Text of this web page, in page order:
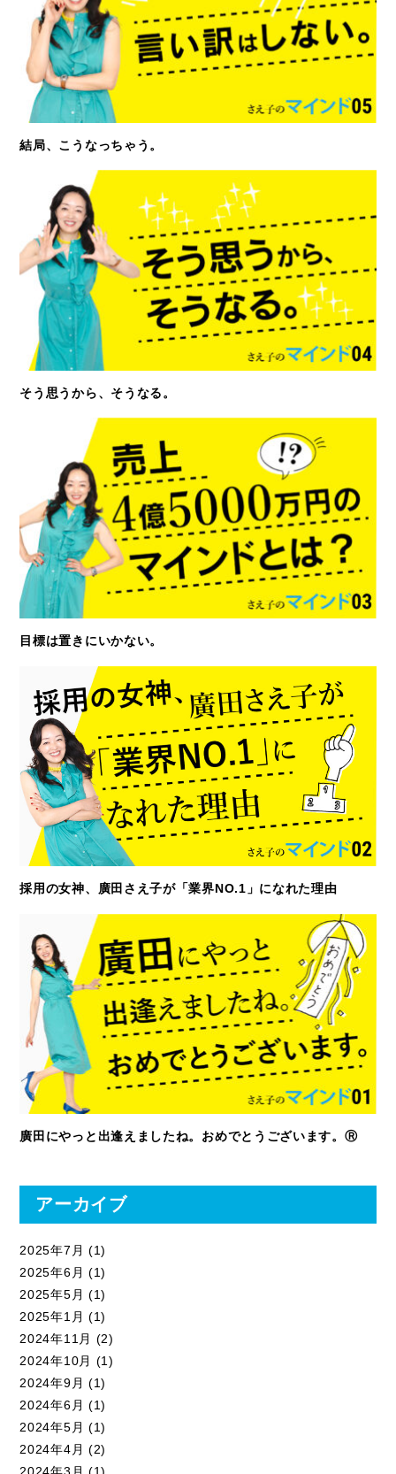
結局、こうなっちゃう。
そう思うから、そうなる。
目標は置きにいかない。
採用の女神、廣田さえ子が「業界NO.1」になれた理由
廣田にやっと出逢えましたね。おめでとうございます。Ⓡ
アーカイブ
2025年7月 (1)
2025年6月 (1)
2025年5月 (1)
2025年1月 (1)
2024年11月 (2)
2024年10月 (1)
2024年9月 (1)
2024年6月 (1)
2024年5月 (1)
2024年4月 (2)